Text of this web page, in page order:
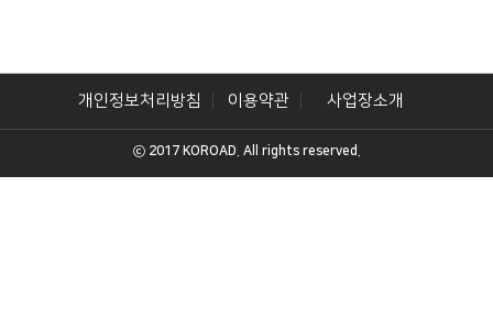
개인정보처리방침 이용약관 사업장소개
ⓒ 2017 KOROAD. All rights reserved.